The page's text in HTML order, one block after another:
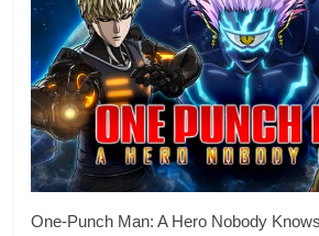
One-Punch Man: A Hero Nobody